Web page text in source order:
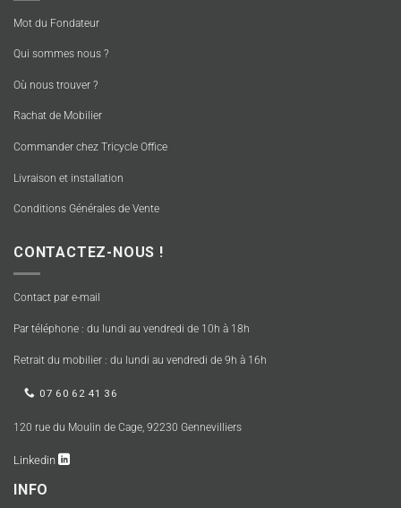
Mot du Fondateur
Qui sommes nous ?
Où nous trouver ?
Rachat de Mobilier
Commander chez Tricycle Office
Livraison et installation
Conditions Générales de Vente
CONTACTEZ-NOUS !
Contact par e-mail
Par téléphone : du lundi au vendredi de 10h à 18h
Retrait du mobilier : du lundi au vendredi de 9h à 16h
07 60 62 41 36
120 rue du Moulin de Cage, 92230 Gennevilliers
Linkedin
INFO